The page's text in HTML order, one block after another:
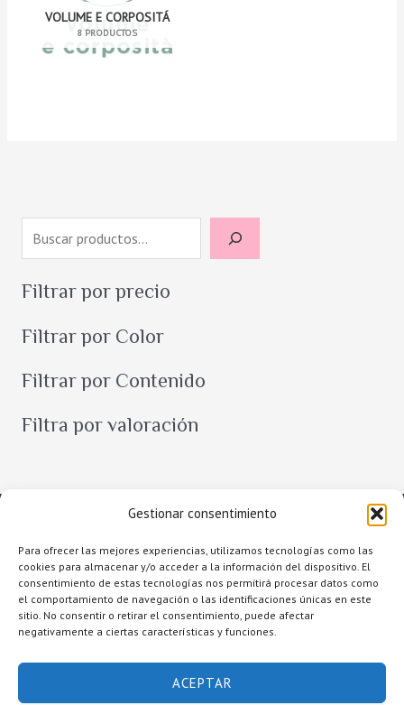
Gestionar consentimiento
Para ofrecer las mejores experiencias, utilizamos tecnologías como las
cookies para almacenar y/o acceder a la información del dispositivo. El
consentimiento de estas tecnologías nos permitirá procesar datos como
el comportamiento de navegación o las identificaciones únicas en este
sitio. No consentir o retirar el consentimiento, puede afectar
negativamente a ciertas características y funciones.
ACEPTAR
VOLUME E CORPOSITÁ
8 PRODUCTOS
u
s
a
r
Filtrar por precio
Filtrar por Color
Filtrar por Contenido
Filtra por valoración
Copyright © 2026 Raquel Alcolea Salón de Belleza
Accesibilidad